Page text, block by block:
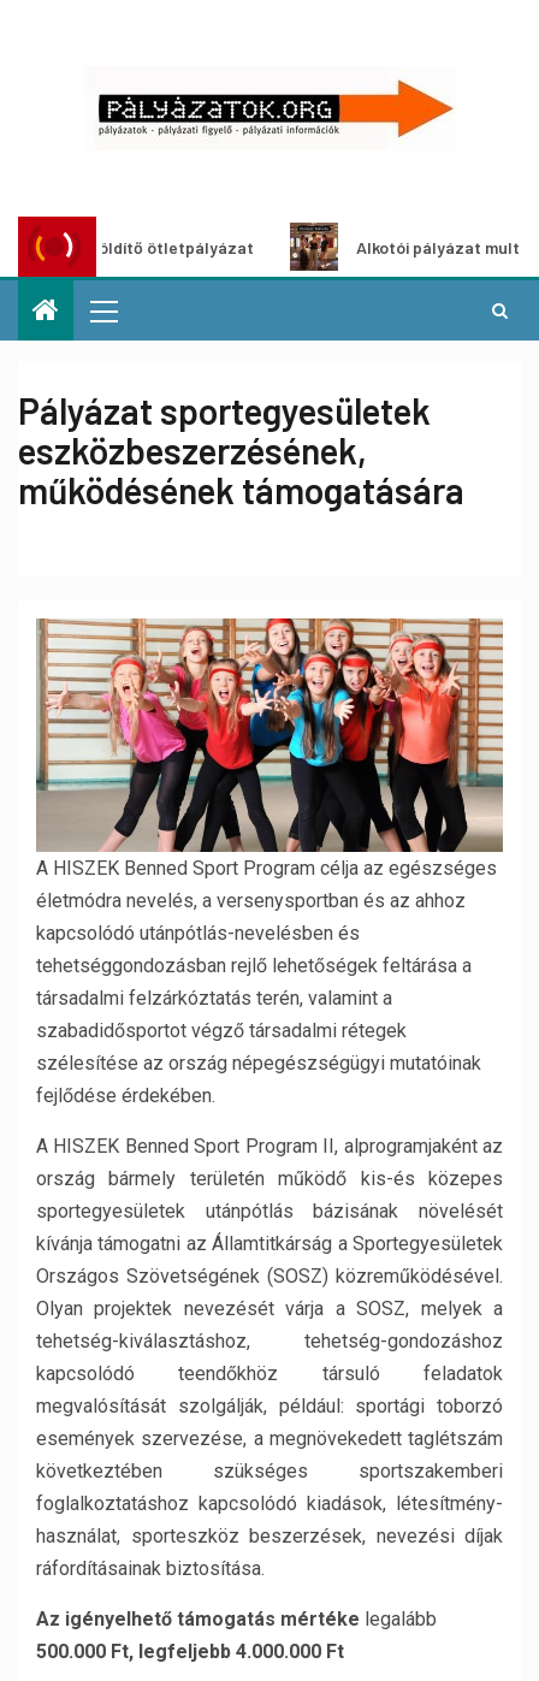
ötletpályázat Alkotói pályázat multimédia-
Pályázat sportegyesületek
eszközbeszerzésének,
működésének támogatására
A HISZEK Benned Sport Program célja az egészséges
életmódra nevelés, a versenysportban és az ahhoz
kapcsolódó utánpótlás-nevelésben és
tehetséggondozásban rejlő lehetőségek feltárása a
társadalmi felzárkóztatás terén, valamint a
szabadidősportot végző társadalmi rétegek
szélesítése az ország népegészségügyi mutatóinak
fejlődése érdekében.
A HISZEK Benned Sport Program II, alprogramjaként az
ország bármely területén működő kis-és közepes
sportegyesületek utánpótlás bázisának növelését
kívánja támogatni az Államtitkárság a Sportegyesületek
Országos Szövetségének (SOSZ) közreműködésével.
Olyan projektek nevezését várja a SOSZ, melyek a
tehetség-kiválasztáshoz, tehetség-gondozáshoz
kapcsolódó teendőkhöz társuló feladatok
megvalósítását szolgálják, például: sportági toborzó
események szervezése, a megnövekedett taglétszám
következtében szükséges sportszakemberi
foglalkoztatáshoz kapcsolódó kiadások, létesítmény-
használat, sporteszköz beszerzések, nevezési díjak
ráfordításainak biztosítása.
Az igényelhető támogatás mértéke legalább
500.000 Ft, legfeljebb 4.000.000 Ft